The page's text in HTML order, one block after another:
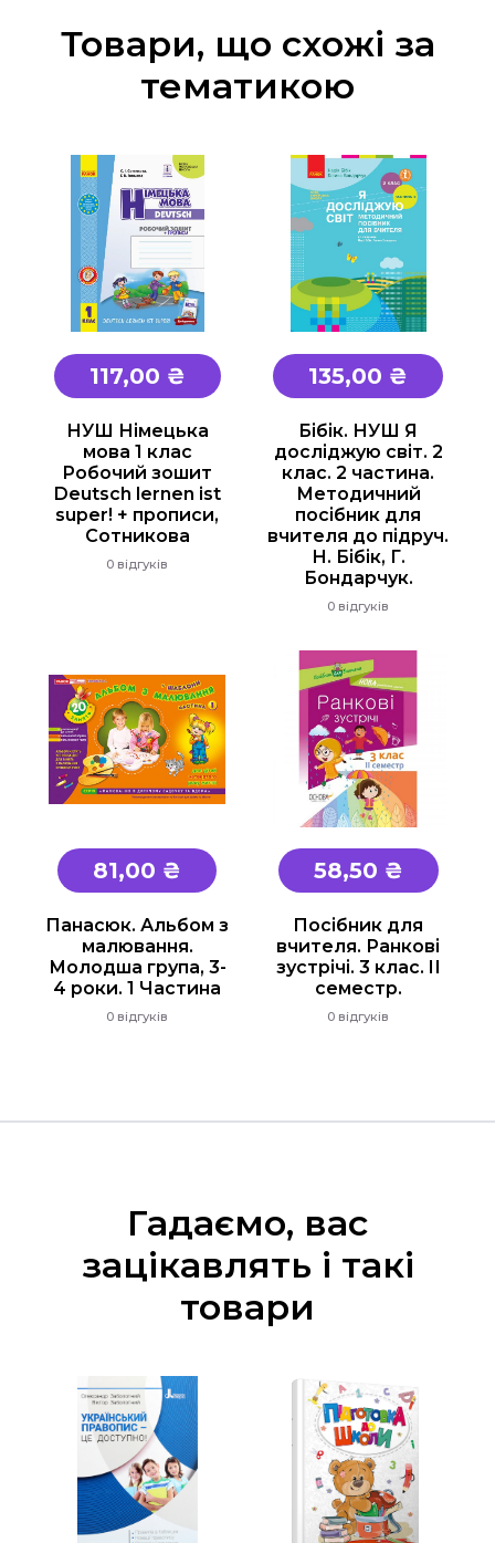
Товари, що схожі за
тематикою
117,00 ₴
НУШ Німецька
мова 1 клас
Робочий зошит
Deutsch lernen ist
super! + прописи,
Сотникова
0 відгуків
135,00 ₴
Бібік. НУШ Я
досліджую світ. 2
клас. 2 частина.
Методичний
посібник для
вчителя до підруч.
Н. Бібік, Г.
Бондарчук.
0 відгуків
81,00 ₴
Панасюк. Альбом з
малювання.
Молодша група, 3-
4 роки. 1 Частина
0 відгуків
58,50 ₴
Посібник для
вчителя. Ранкові
зустрічі. 3 клас. IІ
семестр.
0 відгуків
Гадаємо, вас
зацікавлять і такі
товари